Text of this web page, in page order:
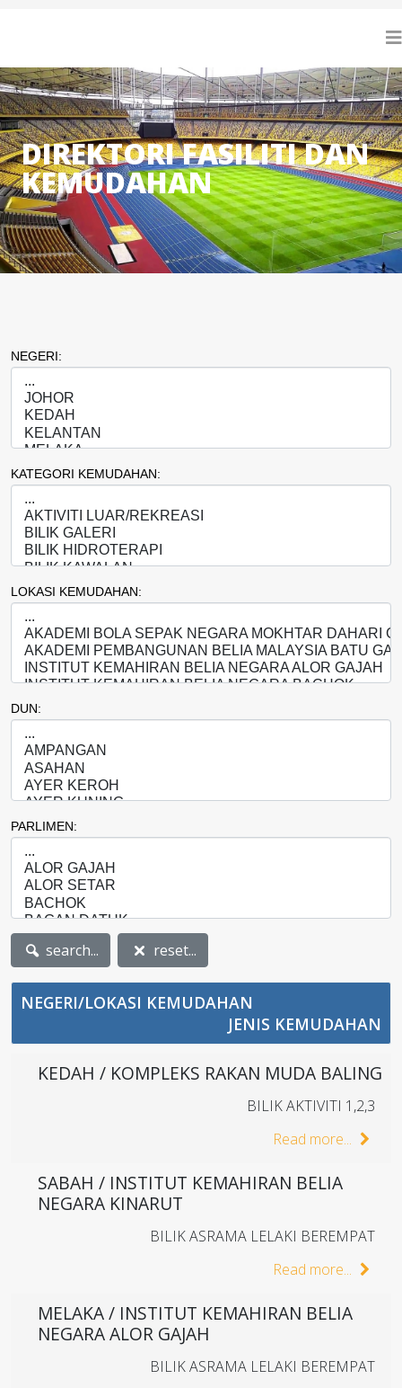
DIREKTORI FASILITI DAN
KEMUDAHAN
NEGERI:
KATEGORI KEMUDAHAN:
LOKASI KEMUDAHAN:
DUN:
PARLIMEN:
search... reset...
NEGERI/LOKASI KEMUDAHAN
JENIS KEMUDAHAN
KEDAH / KOMPLEKS RAKAN MUDA BALING
BILIK AKTIVITI 1,2,3
Read more...
SABAH / INSTITUT KEMAHIRAN BELIA
NEGARA KINARUT
BILIK ASRAMA LELAKI BEREMPAT
Read more...
MELAKA / INSTITUT KEMAHIRAN BELIA
NEGARA ALOR GAJAH
BILIK ASRAMA LELAKI BEREMPAT